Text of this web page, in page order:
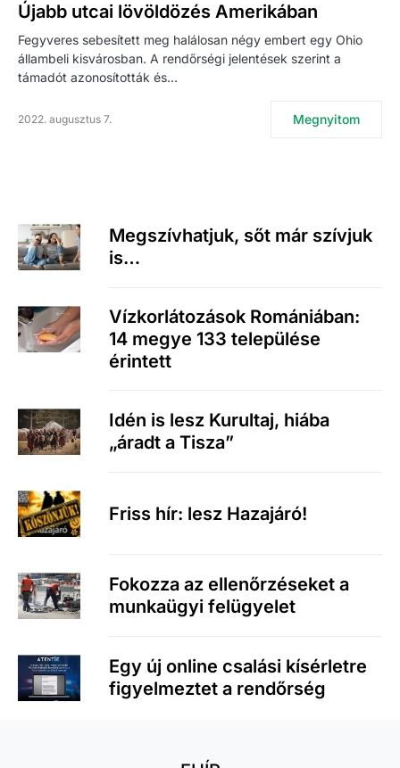
Újabb utcai lövöldözés Amerikában
Fegyveres sebesített meg halálosan négy embert egy Ohio
állambeli kisvárosban. A rendőrségi jelentések szerint a
támadót azonosították és…
2022. augusztus 7. Megnyitom
Megszívhatjuk, sőt már szívjuk
is…
Vízkorlátozások Romániában:
14 megye 133 települése
érintett
Idén is lesz Kurultaj, hiába
„áradt a Tisza”
Friss hír: lesz Hazajáró!
Fokozza az ellenőrzéseket a
munkaügyi felügyelet
Egy új online csalási kísérletre
figyelmeztet a rendőrség